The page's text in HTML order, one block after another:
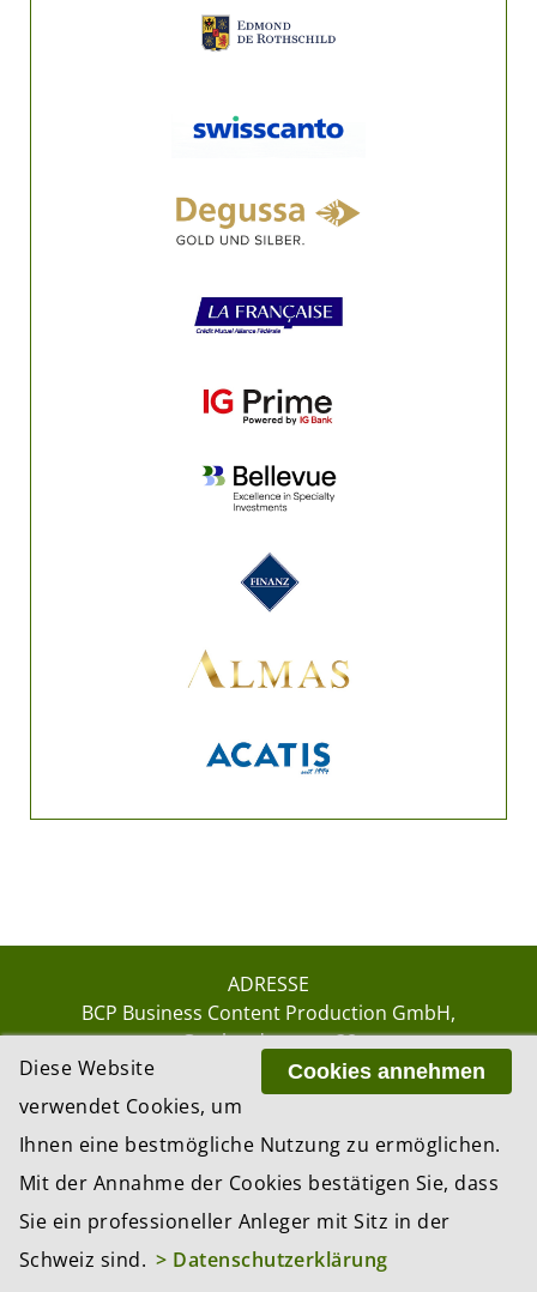
ADRESSE
BCP Business Content Production GmbH
Gotthardstrasse 38
8002 Zürich
© 2026 by BCP Business Content Production
GmbH, Zürich – Switzerland
Website by update AG, Zurich
Cookies annehmen
Diese Website
verwendet Cookies, um
Ihnen eine bestmögliche Nutzung zu ermöglichen.
Mit der Annahme der Cookies bestätigen Sie, dass
Sie ein professioneller Anleger mit Sitz in der
Schweiz sind. > Datenschutzerklärung